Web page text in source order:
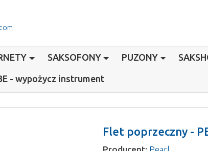
SAKSOFONY PUZONY
- wypożycz instrument
Flet poprzeczny -